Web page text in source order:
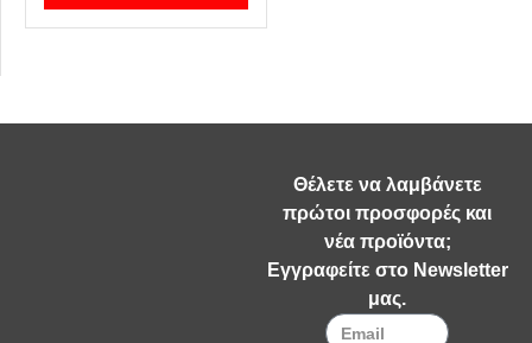
Θέλετε να λαμβάνετε
πρώτοι προσφορές και
νέα προϊόντα;
Εγγραφείτε στο Newsletter
μας.